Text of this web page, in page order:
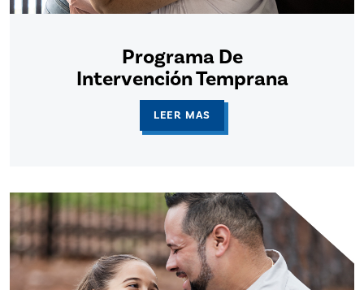
Programa De
Intervención Temprana
LEER MAS